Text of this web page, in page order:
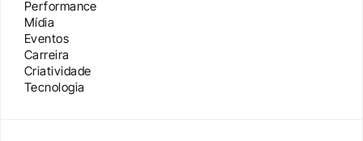
Performance
Mídia
Eventos
Carreira
Criatividade
Tecnologia